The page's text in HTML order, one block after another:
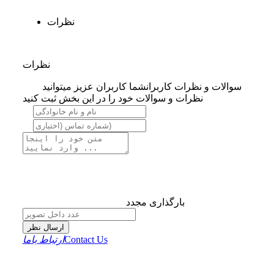
نظرات
نظرات
سوالات و نظرات کاربرانشما کاربران عزیز میتوانید
نظرات و سوالات خود را در این بخش ثبت کنید
بارگذاری مجدد
ارسال نظر
ارتباط باماContact Us